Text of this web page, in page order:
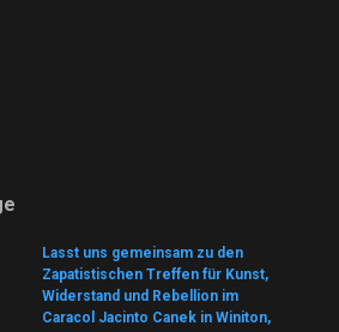
Lasst uns gemeinsam zu den
Zapatistischen Treffen für Kunst,
Widerstand und Rebellion im
Caracol Jacinto Canek in Winiton,